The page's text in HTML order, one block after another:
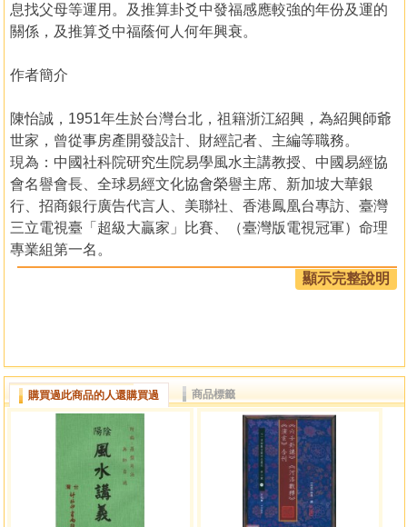
息找父母等運用。及推算卦爻中發福感應較強的年份及運的
關係，及推算爻中福蔭何人何年興衰。
作者簡介
陳怡誠，1951年生於台灣台北，祖籍浙江紹興，為紹興師爺
世家，曾從事房產開發設計、財經記者、主編等職務。
現為：中國社科院研究生院易學風水主講教授、中國易經協
會名譽會長、全球易經文化協會榮譽主席、新加坡大華銀
行、招商銀行廣告代言人、美聯社、香港鳳凰台專訪、臺灣
三立電視臺「超級大贏家」比賽、（臺灣版電視冠軍）命理
專業組第一名。
其中以研究金融、銀行風水最獨到，最有名案為臺灣土地銀
行總經理何國華，新上任時，為辦公室佈局，不到三年，三
行專業經理人佈局，短短二年，業績躍升為全中國第一名，
馬上被挖角到新加坡服務。
預測交通部長簡又新十八標案事件。預測馬英九2008年當
選，選後逢瓶頸
專欄：臺灣經濟日報、臺灣新生報、中央日報、自由時報專
欄主筆、萬寶週刊「風水泄天機」專欄主筆、中華日報「1、
2、3來卜卦」主筆、新生報命理專欄主筆
顯示完整說明
購買過此商品的人還購買過 商品標籤